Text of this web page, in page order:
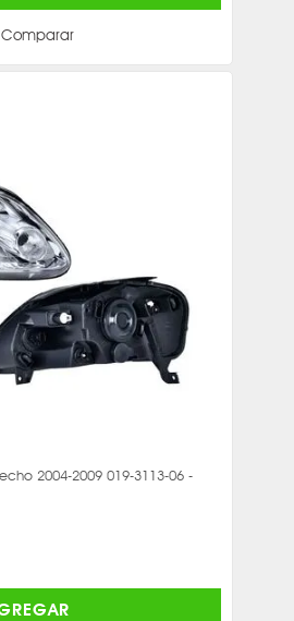
Comparar
2004-2009 019-3113-06 -